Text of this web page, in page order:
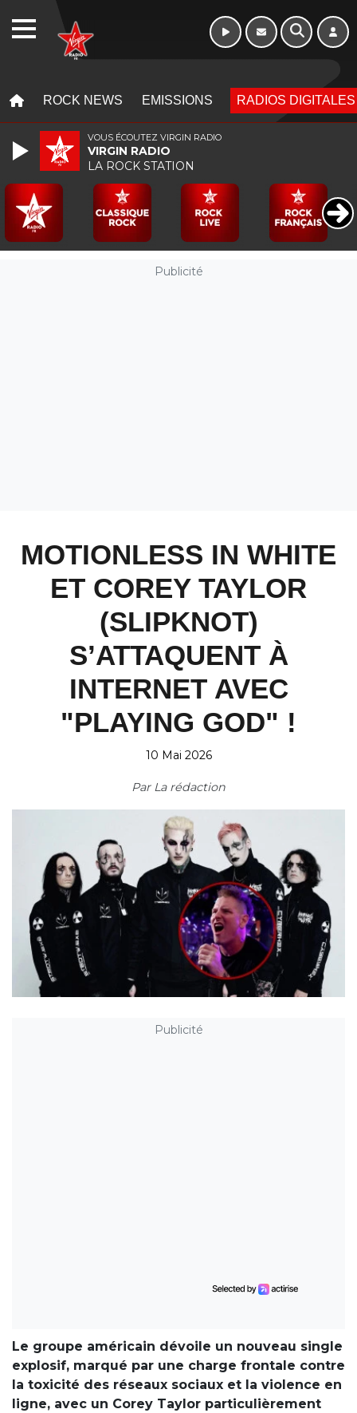
ROCK NEWS EMISSIONS RADIOS DIGITALES
Publicité
MOTIONLESS IN WHITE
ET COREY TAYLOR
(SLIPKNOT)
S’ATTAQUENT À
INTERNET AVEC
"PLAYING GOD" !
10 Mai 2026
Par La rédaction
Publicité
Le groupe américain dévoile un nouveau single
explosif, marqué par une charge frontale contre
la toxicité des réseaux sociaux et la violence en
ligne, avec un Corey Taylor particulièrement
VOUS ÉCOUTEZ VIRGIN RADIO
VIRGIN RADIO
LA ROCK STATION
WEBRADIO Week-end de 06h
à 12h